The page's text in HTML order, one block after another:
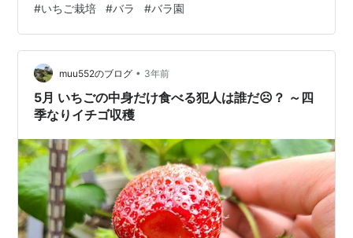
たお花の残骸？とかが増えてきたので、 取り除いてスッ
キリさせましょう。 今年は珍しく、いちごが沢山実りま
した！ 3年目の快挙（笑） 味はまちまちだったけど、 個
人的に大満足です。 小さいも含めて、40個くらい収穫で
きました。やったぁ。 お店のに比べたら、こぶりで 酸っ
ぱいのもあった…
#いちご栽培 #バラ #バラ園
muu552のブログ • 3年前
5月 いちごの中身だけ食べる犯人は誰だ☹️？ ～四
季なりイチゴ収穫